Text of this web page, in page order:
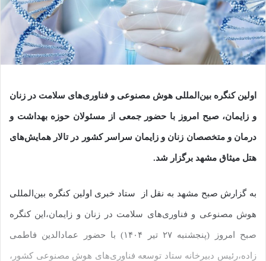
اولین کنگره بین‌المللی هوش مصنوعی و فناوری‌های سلامت در زنان
و زایمان، صبح امروز با حضور جمعی از مسئولان حوزه بهداشت و
درمان و متخصصان زنان و زایمان سراسر کشور در تالار همایش‌های
هتل میثاق مشهد برگزار شد.
به گزارش صبح مشهد به نقل از ستاد خبری اولین کنگره بین‌المللی
هوش مصنوعی و فناوری‌های سلامت در زنان و زایمان،این کنگره
صبح امروز (پنجشنبه ۲۷ تیر ۱۴۰۴) با حضور عمادالدین فاطمی
زاده،رئیس دبیرخانه ستاد توسعه فناوری‌های هوش مصنوعی کشور،